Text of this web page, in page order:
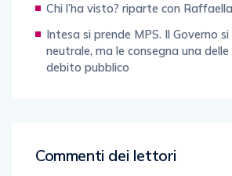
Chi l’ha visto? riparte con
Intesa si prende MPS. Il Governo
neutrale, ma le consegna una
debito pubblico
Commenti dei lettori